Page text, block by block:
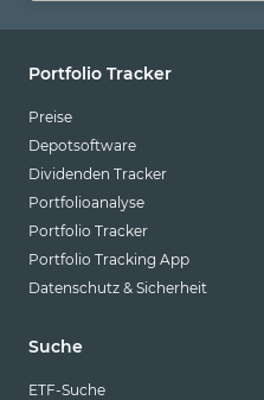
Portfolio Tracker
Preise
Depotsoftware
Dividenden Tracker
Portfolioanalyse
Portfolio Tracker
Portfolio Tracking App
Datenschutz & Sicherheit
Suche
ETF-Suche